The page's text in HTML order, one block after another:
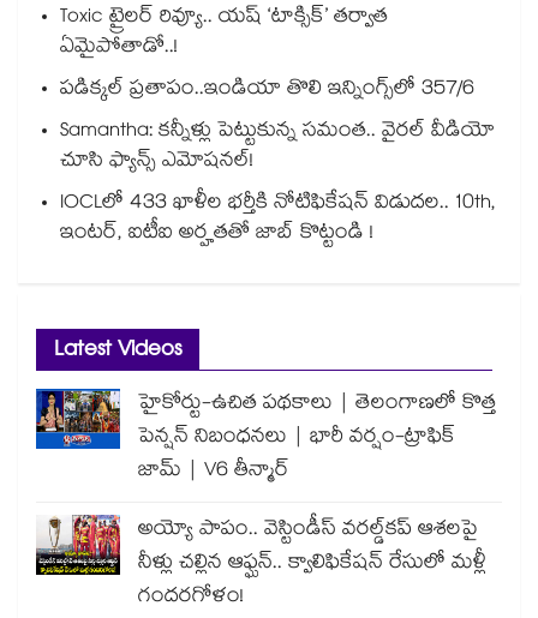
Toxic ట్రైలర్ రివ్యూ.. యష్ ‘టాక్సిక్’ తర్వాత
ఏమైపోతాడో..!
పడిక్కల్‌‌ ప్రతాపం..ఇండియా తొలి ఇన్నింగ్స్‌‌లో 357/6
Samantha: కన్నీళ్లు పెట్టుకున్న సమంత.. వైరల్ వీడియో
చూసి ఫ్యాన్స్ ఎమోషనల్!
IOCLలో 433 ఖాళీల భర్తీకి నోటిఫికేషన్ విడుదల.. 10th,
ఇంటర్, ఐటీఐ అర్హతతో జాబ్ కొట్టండి !
Latest Videos
హైకోర్టు-ఉచిత పథకాలు | తెలంగాణలో కొత్త
పెన్షన్ నిబంధనలు | భారీ వర్షం-ట్రాఫిక్
జామ్ | V6 తీన్మార్
అయ్యో పాపం.. వెస్టిండీస్ వరల్డ్‌కప్ ఆశలపై
నీళ్లు చల్లిన ఆఫ్ఘన్.. క్వాలిఫికేషన్ రేసులో మళ్లీ
గందరగోళం!